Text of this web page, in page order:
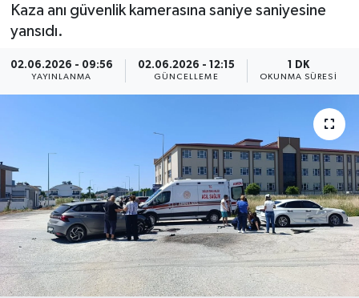
Kaza anı güvenlik kamerasına saniye saniyesine
yansıdı.
02.06.2026 - 09:56
YAYINLANMA
02.06.2026 - 12:15
GÜNCELLEME
1 DK
OKUNMA SÜRESI